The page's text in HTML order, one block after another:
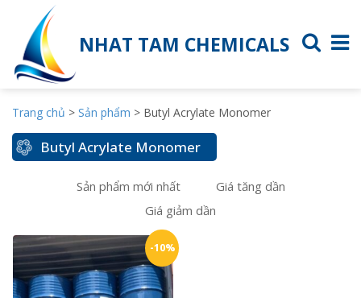
NHAT TAM CHEMICALS
Trang chủ > Sản phẩm > Butyl Acrylate Monomer
Butyl Acrylate Monomer
Sản phẩm mới nhất
Giá tăng dần
Giá giảm dần
-10%